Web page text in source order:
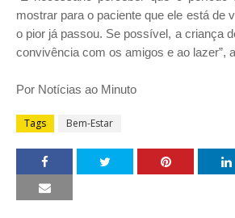
mostrar para o paciente que ele está de
o pior já passou. Se possível, a criança
convivência com os amigos e ao lazer”,
Por Notícias ao Minuto
Tags Bem-Estar